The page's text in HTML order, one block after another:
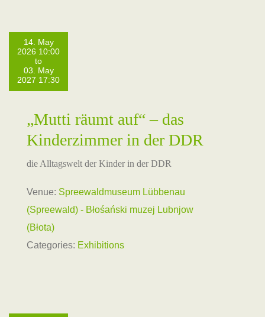
14. May
2026 10:00
to
03. May
2027 17:30
„Mutti räumt auf“ – das
Kinderzimmer in der DDR
die Alltagswelt der Kinder in der DDR
Venue: Spreewaldmuseum Lübbenau
(Spreewald) - Błośański muzej Lubnjow
(Błota)
Categories: Exhibitions